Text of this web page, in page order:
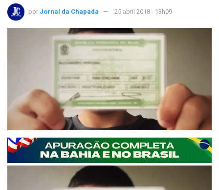
por Jornal da Chapada 25 abril 2018 - 13h09